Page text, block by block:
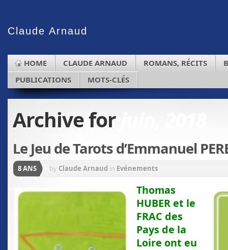
Claude Arnaud
HOME CLAUDE ARNAUD ROMANS, RÉCITS
PUBLICATIONS
MOTS-CLÉS
Archive for
Le Jeu de Tarots d’Emmanuel
8 ANS by Claude Arnaud in Evénements
Thomas
HUBER et le
FRAC des
Pays de la
Loire ont eu